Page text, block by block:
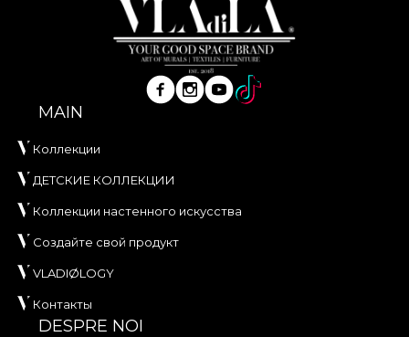
MAIN
Коллекции
ДЕТСКИЕ КОЛЛЕКЦИИ
Коллекции настенного искусства
Создайте свой продукт
VLADIØLOGY
Контакты
DESPRE NOI